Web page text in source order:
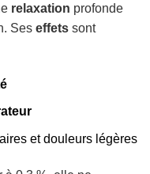
relaxation profonde
Ses effets sont
et douleurs légères